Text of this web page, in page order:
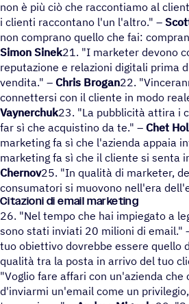
non è più ciò che raccontiamo al
i clienti raccontano l'un l'altro." –
non comprano quello che fai:
Simon Sinek21. "I marketer devono
reputazione e relazioni digitali prima
vendita." – Chris Brogan22.
connettersi con il cliente in modo
Vaynerchuk23. "La pubblicità attira i
far sì che acquistino da te." – Chet
marketing fa sì che l'azienda appaia
marketing fa sì che il cliente si senta
Chernov25. "In qualità di marketer,
consumatori si muovono nell'era
Citazioni di email marketing
26. "Nel tempo che hai impiegato a
sono stati inviati 20 milioni di email."
tuo obiettivo dovrebbe essere quello
qualità tra la posta in arrivo del tuo
"Voglio fare affari con un'azienda
d'inviarmi un'email come un